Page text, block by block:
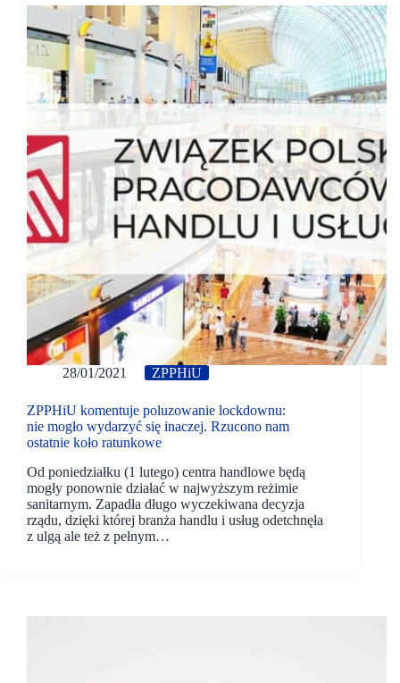
28/01/2021 ZPPHiU
ZPPHiU komentuje poluzowanie lockdownu:
nie mogło wydarzyć się inaczej. Rzucono nam
ostatnie koło ratunkowe
Od poniedziałku (1 lutego) centra handlowe będą
mogły ponownie działać w najwyższym reżimie
sanitarnym. Zapadła długo wyczekiwana decyzja
rządu, dzięki której branża handlu i usług odetchnęła
z ulgą ale też z pełnym…